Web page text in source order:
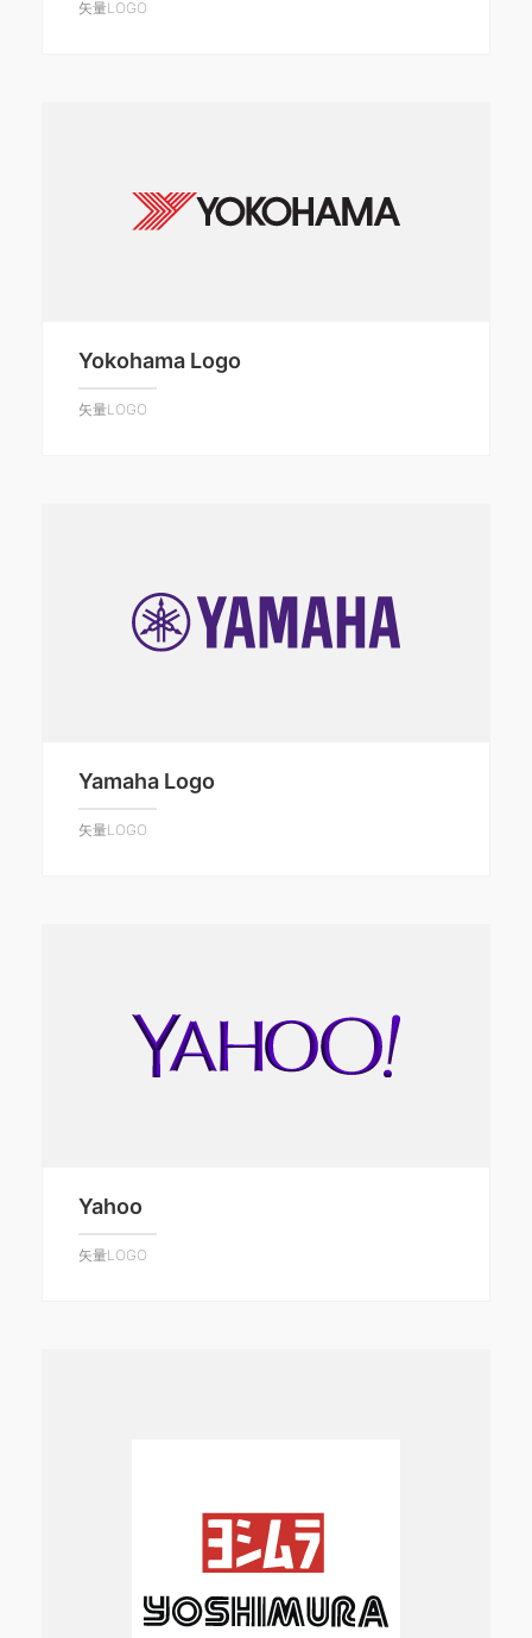
矢量LOGO
Yokohama Logo
矢量LOGO
Yamaha Logo
矢量LOGO
Yahoo
矢量LOGO